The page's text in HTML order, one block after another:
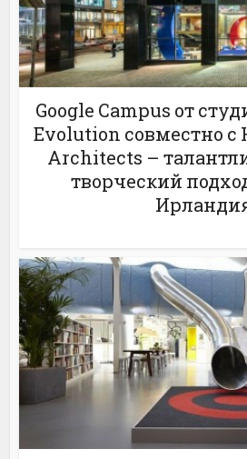
Google Campus от
Evolution совместно с
Architects –
творческий